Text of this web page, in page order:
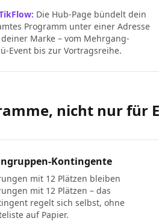
Die Hub-Page bündelt dein
Programm unter einer Adresse
Marke – vom Mehrgang-
Event bis zur Vortragsreihe.
nicht nur für
Kontingente
mit 12 Plätzen bleiben
mit 12 Plätzen – das
regelt sich selbst, ohne
auf Papier.